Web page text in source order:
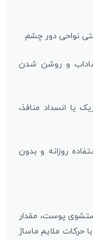
نواحی دور چشم.
و روشن شدن
یا انسداد منافذ،
روزانه و بدون
پوست، مقدار
حرکات ملایم ماساژ